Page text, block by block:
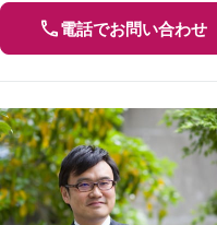
電話でお問い合わせ